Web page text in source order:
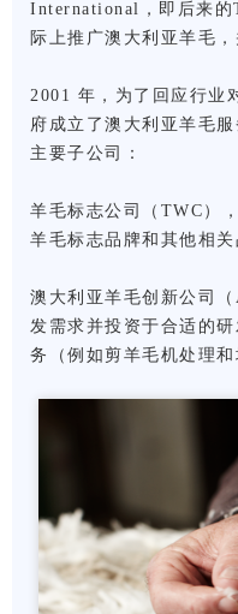
International，即后来的
际上推广澳大利亚羊毛
2001 年，为了回应行业
府成立了澳大利亚羊毛
主要子公司：
羊毛标志公司（TWC）
羊毛标志品牌和其他相关
澳大利亚羊毛创新公司
发需求并投资于合适的
务（例如剪羊毛机处理